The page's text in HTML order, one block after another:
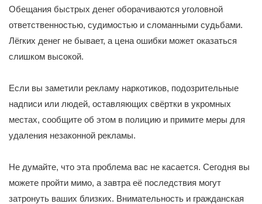
Обещания быстрых денег оборачиваются уголовной
ответственностью, судимостью и сломанными судьбами.
Лёгких денег не бывает, а цена ошибки может оказаться
слишком высокой.
Если вы заметили рекламу наркотиков, подозрительные
надписи или людей, оставляющих свёртки в укромных
местах, сообщите об этом в полицию и примите меры для
удаления незаконной рекламы.
Не думайте, что эта проблема вас не касается. Сегодня вы
можете пройти мимо, а завтра её последствия могут
затронуть ваших близких. Внимательность и гражданская